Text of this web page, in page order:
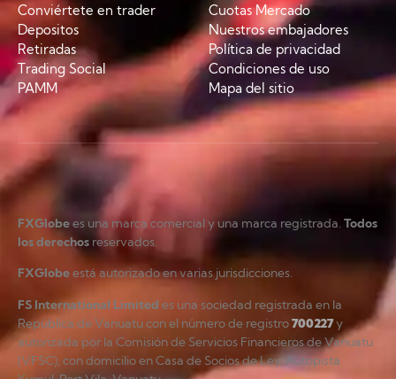
Conviértete en trader
Depositos
Retiradas
Trading Social
PAMM
Cuotas Mercado
Nuestros embajadores
Política de privacidad
Condiciones de uso
Mapa del sitio
FXGlobees una marca comercial y una marca registrada. Todos
los derechos reservados.
FXGlobeestá autorizado en varias jurisdicciones.
FS International Limited es una sociedad registrada en la
República de Vanuatu con el número de registro700227y
autorizada por la Comisión de Servicios Financieros de Vanuatu
(VFSC), con domicilio en Casa de Socios de Ley, Autopista